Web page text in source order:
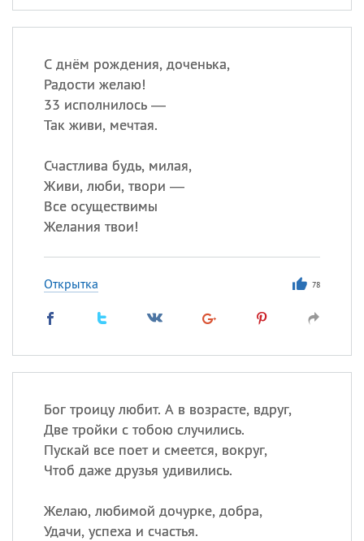
С днём рождения, доченька,
Радости желаю!
33 исполнилось —
Так живи, мечтая.
Счастлива будь, милая,
Живи, люби, твори —
Все осуществимы
Желания твои!
Открытка 78
Бог троицу любит. А в возрасте, вдруг,
Две тройки с тобою случились.
Пускай все поет и смеется, вокруг,
Чтоб даже друзья удивились.
Желаю, любимой дочурке, добра,
Удачи, успеха и счастья.